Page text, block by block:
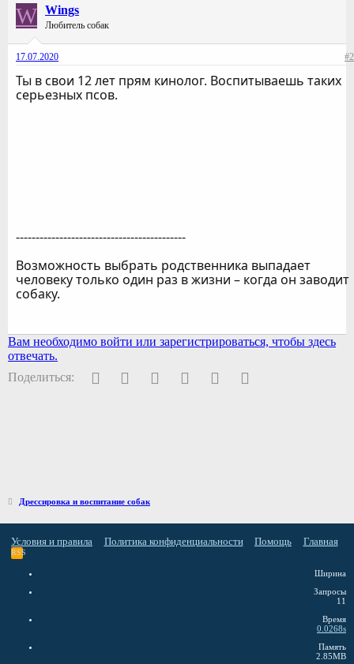
W Wings
Любитель собак
17.07.2020 #2
Ты в свои 12 лет прям кинолог. Воспитываешь таких
серьезных псов.
-------------------------------------------
Возможность выбрать родственника выпадает
человеку только один раз в жизни – когда он заводит
собаку.
Вам необходимо войти или зарегистрироваться, чтобы здесь
отвечать.
Поделиться:
FacebookTwitter PinterestWhatsAppЭлектронная почта
Дрессировка и воспитание собак
Условия и правила Политика конфиденциальности Помощь Главная
RSS
Ширина
Запросы
11
Время
0.0268s
Память
2.85MB